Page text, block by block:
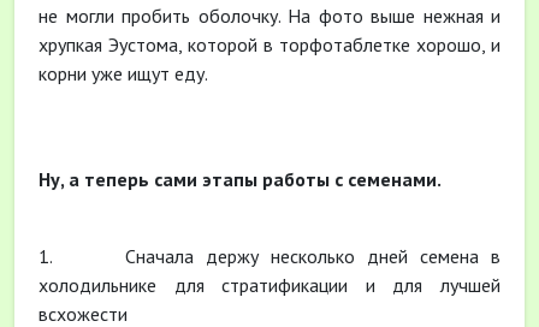
не могли пробить оболочку. На фото выше нежная и
хрупкая Эустома, которой в торфотаблетке хорошо, и
корни уже ищут еду.
Ну, а теперь сами этапы работы с семенами.
1. Сначала держу несколько дней семена в
холодильнике для стратификации и для лучшей
всхожести